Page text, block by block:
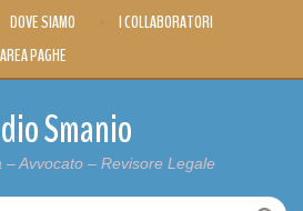
DOVE SIAMO
I COLLABORATORI
AREA PAGHE
Smanio
– Avvocato – Revisore Legale